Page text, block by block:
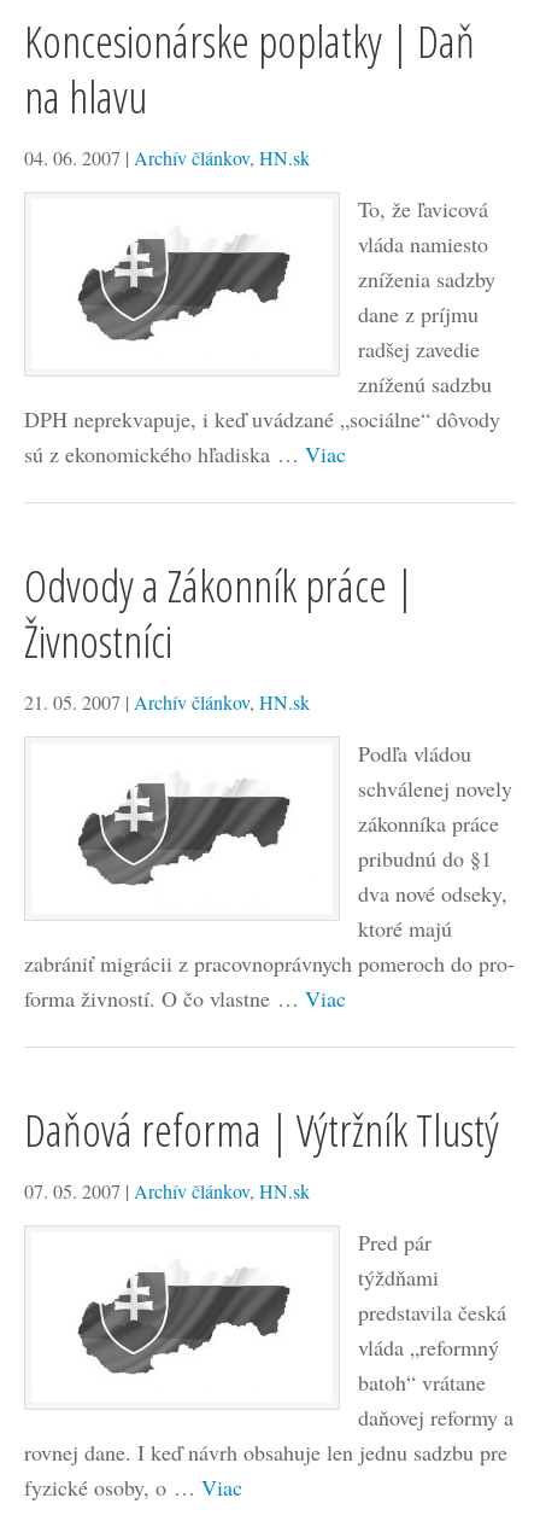
Koncesionárske poplatky | Daň
na hlavu
04. 06. 2007 | Archív článkov, HN.sk
To, že ľavicová
vláda namiesto
zníženia sadzby
dane z príjmu
radšej zavedie
zníženú sadzbu
DPH neprekvapuje, i keď uvádzané „sociálne“ dôvody
sú z ekonomického hľadiska … Viac
Odvody a Zákonník práce |
Živnostníci
21. 05. 2007 | Archív článkov, HN.sk
Podľa vládou
schválenej novely
zákonníka práce
pribudnú do §1
dva nové odseky,
ktoré majú
zabrániť migrácii z pracovnoprávnych pomeroch do pro-
forma živností. O čo vlastne … Viac
Daňová reforma | Výtržník Tlustý
07. 05. 2007 | Archív článkov, HN.sk
Pred pár
týždňami
predstavila česká
vláda „reformný
batoh“ vrátane
daňovej reformy a
rovnej dane. I keď návrh obsahuje len jednu sadzbu pre
fyzické osoby, o … Viac